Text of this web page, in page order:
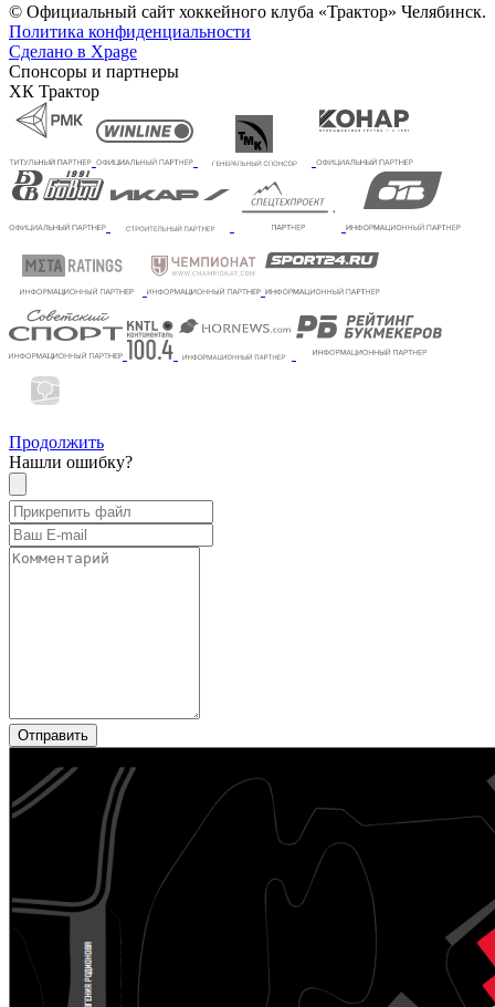
© Официальный сайт хоккейного клуба «Трактор» Челябинск.
Политика конфиденциальности
Сделано в Xpage
Спонсоры и партнеры
ХК Трактор
Продолжить
Нашли ошибку?